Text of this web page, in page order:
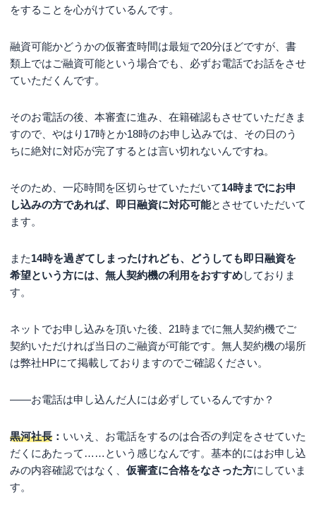
をすることを心がけているんです。
融資可能かどうかの仮審査時間は最短で20分ほどですが、書
類上ではご融資可能という場合でも、必ずお電話でお話をさせ
ていただくんです。
そのお電話の後、本審査に進み、在籍確認もさせていただきま
すので、やはり17時とか18時のお申し込みでは、その日のう
ちに絶対に対応が完了するとは言い切れないんですね。
そのため、一応時間を区切らせていただいて14時までにお申
し込みの方であれば、即日融資に対応可能とさせていただいて
ます。
また14時を過ぎてしまったけれども、どうしても即日融資を
希望という方には、無人契約機の利用をおすすめしておりま
す。
ネットでお申し込みを頂いた後、21時までに無人契約機でご
契約いただければ当日のご融資が可能です。無人契約機の場所
は弊社HPにて掲載しておりますのでご確認ください。
――お電話は申し込んだ人には必ずしているんですか？
黒河社長 ： いいえ、お電話をするのは合否の判定をさせていた
だくにあたって……という感じなんです。基本的にはお申し込
みの内容確認ではなく、 仮審査に合格をなさった方にしていま
す。